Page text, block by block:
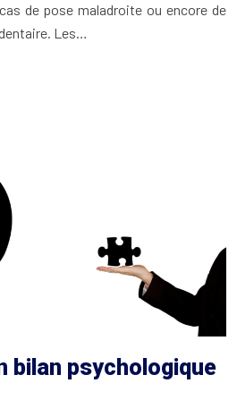
de pose maladroite ou encore de
Les…
bilan psychologique